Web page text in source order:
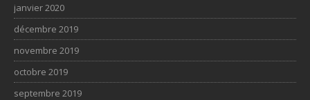
janvier 2020
décembre 2019
novembre 2019
octobre 2019
septembre 2019